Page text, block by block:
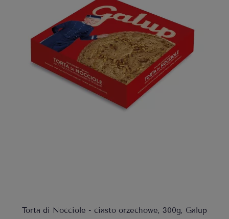
Torta di Nocciole - ciasto orzechowe, 300g, Galup